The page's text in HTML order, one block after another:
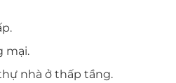
mại.
nhà ở thấp tầng.